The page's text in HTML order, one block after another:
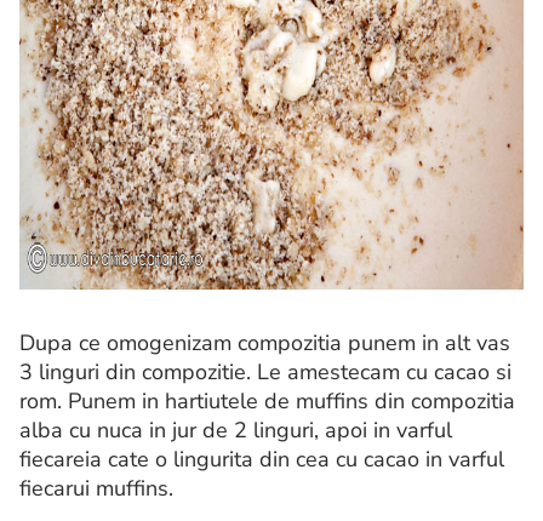
Dupa ce omogenizam compozitia punem in alt vas
3 linguri din compozitie. Le amestecam cu cacao si
rom. Punem in hartiutele de muffins din compozitia
alba cu nuca in jur de 2 linguri, apoi in varful
fiecareia cate o lingurita din cea cu cacao in varful
fiecarui muffins.